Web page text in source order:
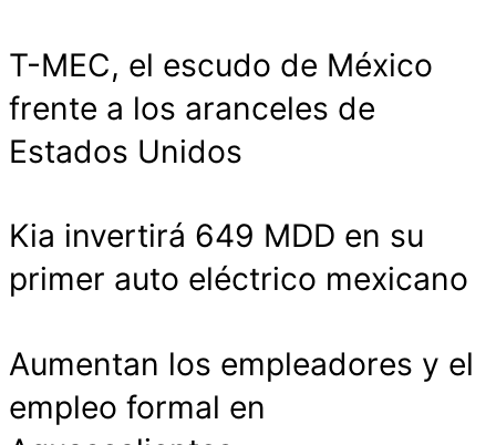
T-MEC, el escudo de México
frente a los aranceles de
Estados Unidos
Kia invertirá 649 MDD en su
primer auto eléctrico mexicano
Aumentan los empleadores y el
empleo formal en